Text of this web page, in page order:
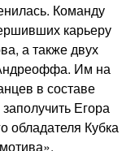
Команду
карьеру
а также двух
Им на
в составе
Егора
обладателя Кубка